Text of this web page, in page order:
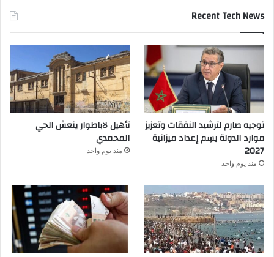
Recent Tech News
توجيه صارم لترشيد النفقات وتعزيز
موارد الدولة يسِم إعداد ميزانية
2027
منذ يوم واحد
تأهيل لاباطوار ينعش الحي
المحمدي
منذ يوم واحد